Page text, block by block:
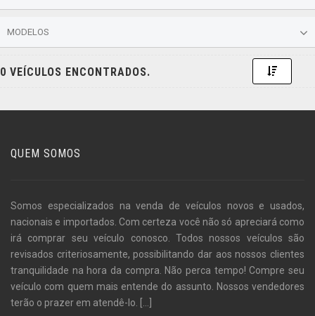
MODELOS
0 VEÍCULOS ENCONTRADOS. Toggle
QUEM SOMOS
Somos especializados na venda de veículos novos e usados,
nacionais e importados. Com certeza você não só apreciará como
irá comprar seu veículo conosco. Todos nossos veículos são
revisados criteriosamente, possibilitando dar aos nossos clientes
tranquilidade na hora da compra. Não perca tempo! Compre seu
veículo com quem mais entende do assunto. Nossos vendedores
terão o prazer em atendê-lo.